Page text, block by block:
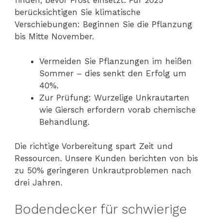
berücksichtigen Sie klimatische
Verschiebungen: Beginnen Sie die Pflanzung
bis Mitte November.
Vermeiden Sie Pflanzungen im heißen
Sommer – dies senkt den Erfolg um
40%.
Zur Prüfung: Wurzelige Unkrautarten
wie Giersch erfordern vorab chemische
Behandlung.
Die richtige Vorbereitung spart Zeit und
Ressourcen. Unsere Kunden berichten von bis
zu 50% geringeren Unkrautproblemen nach
drei Jahren.
Bodendecker für schwierige